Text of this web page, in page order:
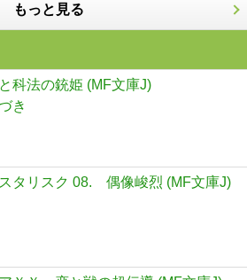
もっと見る
科法の銃姫 (MF文庫J)
き
タリスク 08. 偶像峻烈 (MF文庫J)